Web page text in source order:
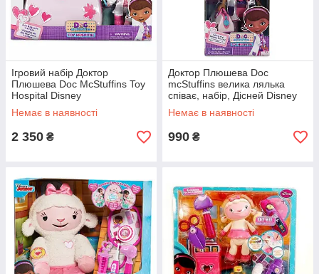
Ігровий набір Доктор
Плюшева Doc McStuffins Toy
Hospital Disney
Немає в наявності
2 350 ₴
Доктор Плюшева Doc
mcStuffins велика лялька
співає, набір, Дісней Disney
Немає в наявності
990 ₴